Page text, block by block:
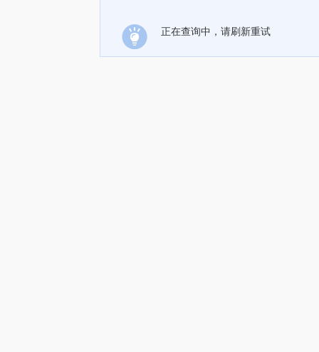
正在查询中，请刷新重试